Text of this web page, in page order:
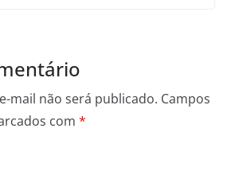
mail não será publicado. Campos
com *